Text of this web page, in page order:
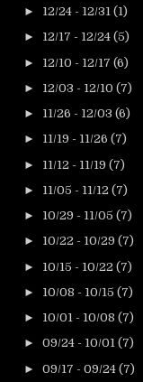
► 12/24 - 12/31 (1)
► 12/17 - 12/24 (5)
► 12/10 - 12/17 (6)
► 12/03 - 12/10 (7)
► 11/26 - 12/03 (6)
► 11/19 - 11/26 (7)
► 11/12 - 11/19 (7)
► 11/05 - 11/12 (7)
► 10/29 - 11/05 (7)
► 10/22 - 10/29 (7)
► 10/15 - 10/22 (7)
► 10/08 - 10/15 (7)
► 10/01 - 10/08 (7)
► 09/24 - 10/01 (7)
► 09/17 - 09/24 (7)